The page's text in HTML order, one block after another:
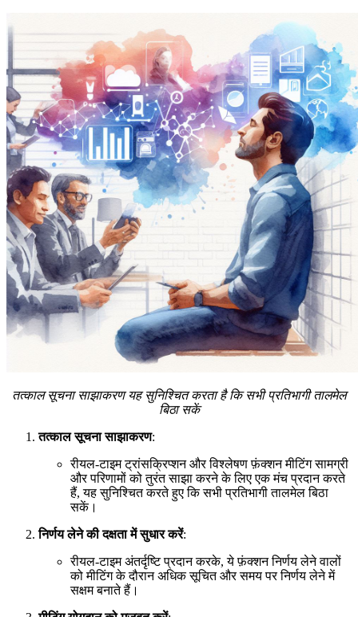
तत्काल सूचना साझाकरण यह सुनिश्चित करता है कि सभी प्रतिभागी तालमेल
बिठा सकें
तत्काल सूचना साझाकरण:
रीयल-टाइम ट्रांसक्रिप्शन और विश्लेषण फ़ंक्शन मीटिंग सामग्री
और परिणामों को तुरंत साझा करने के लिए एक मंच प्रदान करते
हैं, यह सुनिश्चित करते हुए कि सभी प्रतिभागी तालमेल बिठा
सकें।
निर्णय लेने की दक्षता में सुधार करें:
रीयल-टाइम अंतर्दृष्टि प्रदान करके, ये फ़ंक्शन निर्णय लेने वालों
को मीटिंग के दौरान अधिक सूचित और समय पर निर्णय लेने में
सक्षम बनाते हैं।